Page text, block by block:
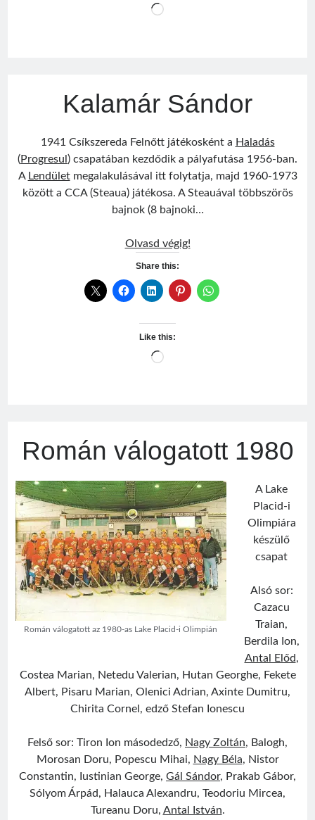
Loading…
Kalamár Sándor
1941 Csíkszereda Felnőtt játékosként a Haladás
(Progresul ) csapatában kezdődik a pályafutása 1956-ban.
A Lendületmegalakulásával itt folytatja, majd 1960-1973
között a CCA (Steaua) játékosa. A Steauával többszörös
bajnok (8 bajnoki…
Olvasd végig!Kalamár
Share this:
Like this:
Loading…
Román válogatott 1980
Román válogatott az 1980-as Lake Placid-i Olimpián
A Lake
Placid-i
Olimpiára
készülő
csapat
Alsó sor:
Cazacu
Traian,
Berdila Ion,
Antal Előd,
Costea Marian, Netedu Valerian, Hutan Georghe, Fekete
Albert, Pisaru Marian, Olenici Adrian, Axinte Dumitru,
Chirita Cornel, edző Stefan Ionescu
Felső sor: Tiron Ion másodedző, Nagy Zoltán, Balogh,
Morosan Doru, Popescu Mihai, Nagy Béla, Nistor
Constantin, Iustinian George, Gál Sándor, Prakab Gábor,
Sólyom Árpád, Halauca Alexandru, Teodoriu Mircea,
Tureanu Doru, Antal István.